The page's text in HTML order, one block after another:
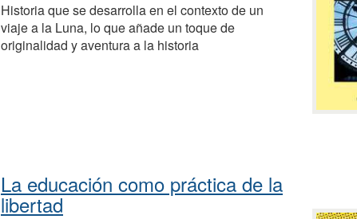
Historia que se desarrolla en el contexto de un
viaje a la Luna, lo que añade un toque de
originalidad y aventura a la historia
La educación como práctica de la
libertad